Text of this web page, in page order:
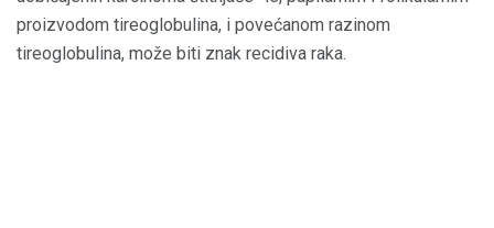
proizvodom tireoglobulina, i povećanom razinom
tireoglobulina, može biti znak recidiva raka.